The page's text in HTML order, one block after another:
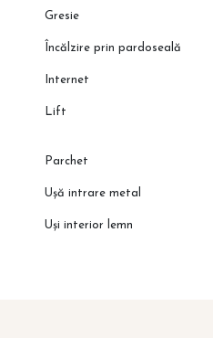
Gresie
Încălzire prin pardoseală
Internet
Lift
Parchet
Ușă intrare metal
Uși interior lemn